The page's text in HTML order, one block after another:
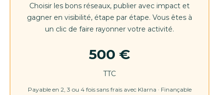
Choisir les bons réseaux, publier avec impact et
gagner en visibilité, étape par étape. Vous êtes à
un clic de faire rayonner votre activité.
500 €
TTC
Payable en 2, 3 ou 4 fois sans frais avec Klarna · Finançable